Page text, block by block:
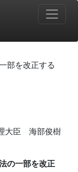
部を改正する
大臣 海部俊樹
の一部を改正